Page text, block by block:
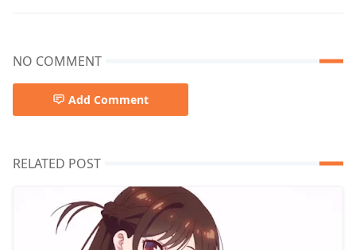
NO COMMENT
Add Comment
RELATED POST